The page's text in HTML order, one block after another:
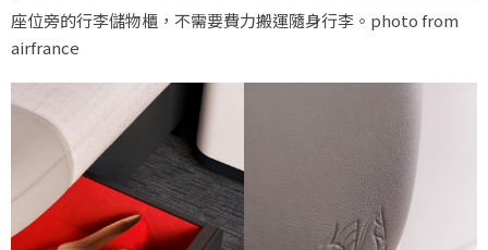
座位旁的行李儲物櫃，不需要費力搬運隨身行李。photo from
airfrance